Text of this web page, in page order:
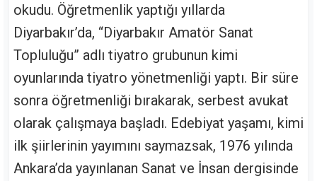
okudu. Öğretmenlik yaptığı yıllarda
Diyarbakır’da, “Diyarbakır Amatör Sanat
Topluluğu” adlı tiyatro grubunun kimi
oyunlarında tiyatro yönetmenliği yaptı. Bir süre
sonra öğretmenliği bırakarak, serbest avukat
olarak çalışmaya başladı. Edebiyat yaşamı, kimi
ilk şiirlerinin yayımını saymazsak, 1976 yılında
Ankara’da yayınlanan Sanat ve İnsan dergisinde